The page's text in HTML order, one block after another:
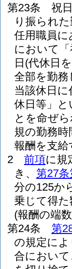
第23条
祝
り振られ
任用職員
において
日 (代休日
全部を勤
当該休日
休日等」と
とを命ぜ
規の勤務
報酬を支給
2
前項に規
き、 第27
分の125か
乗じて得
(報酬の端
第24条
第
の規定に
合におい